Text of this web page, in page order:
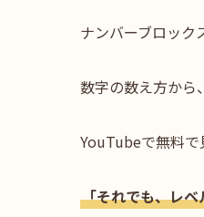
ナンバーブロック
数字の数え方から
YouTubeで無料で
「それでも、レ